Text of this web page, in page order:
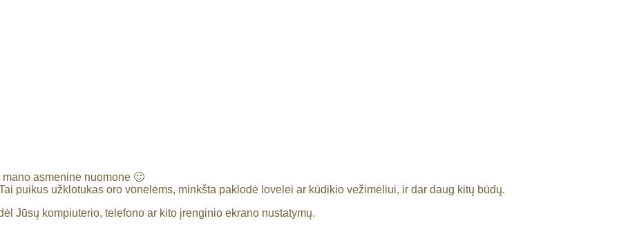
asmenine nuomone 🙂
puikus užklotukas oro vonelėms, minkšta paklodė lovelei ar kūdikio vežimėliui, ir dar daug kitų būdų.
Jūsų kompiuterio, telefono ar kito įrenginio ekrano nustatymų.